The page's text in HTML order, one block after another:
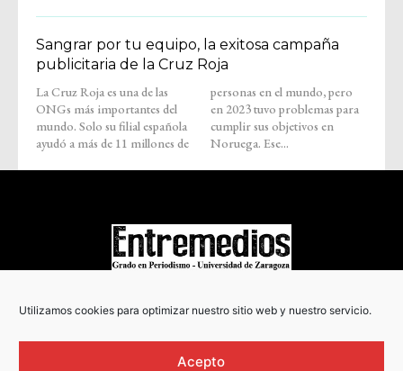
Utilizamos cookies para optimizar nuestro sitio web y nuestro servicio.
Acepto
Sangrar por tu equipo, la exitosa campaña
publicitaria de la Cruz Roja
La Cruz Roja es una de las
ONGs más importantes del
mundo. Solo su filial española
ayudó a más de 11 millones de
personas en el mundo, pero
en 2023 tuvo problemas para
cumplir sus objetivos en
Noruega. Ese...